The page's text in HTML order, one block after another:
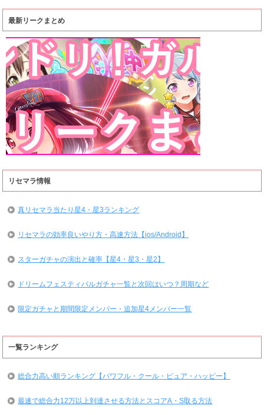
最新リークまとめ
リセマラ情報
真リセマラ当たり星4・星3ランキング
リセマラの効率良いやり方・高速方法【ios/Android】
スターガチャの演出と確率【星4・星3・星2】
ドリームフェスティバルガチャ一覧と次回はいつ？周期など
限定ガチャと期間限定メンバー・追加星4メンバー一覧
一覧ランキング
総合力高い順ランキング【パワフル・クール・ピュア・ハッピー】
最速で総合力12万以上到達させる方法とスコアA・S取る方法